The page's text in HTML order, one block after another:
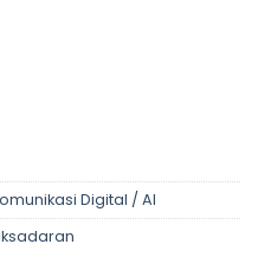
Bias, Kuasa, dan Bayangan
Digital / AI